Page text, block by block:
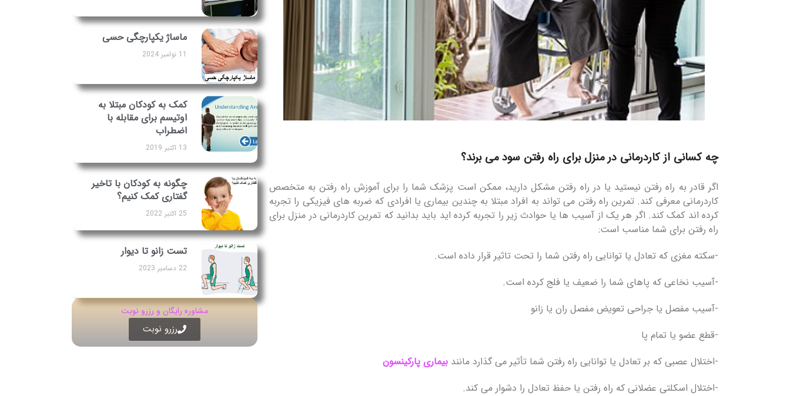
چه کسانی از کاردرمانی در منزل برای راه رفتن سود می برند؟
اگر قادر به راه رفتن نیستید یا در راه رفتن مشکل دارید، ممکن است پزشک شما را برای آموزش راه رفتن به متخصص
کاردرمانی معرفی کند. تمرین راه رفتن می تواند به افراد مبتلا به چندین بیماری یا افرادی که ضربه های فیزیکی را تجربه
کرده اند کمک کند. اگر هر یک از آسیب ها یا حوادث زیر را تجربه کرده اید باید بدانید که تمرین کاردرمانی در منزل برای
راه رفتن برای شما مناسب است:
-سکته مغزی که تعادل یا توانایی راه رفتن شما را تحت تاثیر قرار داده است.
-آسیب نخاعی که پاهای شما را ضعیف یا فلج کرده است.
-آسیب مفصل یا جراحی تعویض مفصل ران یا زانو
-قطع عضو یا تمام پا
-اختلال عصبی که بر تعادل یا توانایی راه رفتن شما تأثیر می گذارد مانند بیماری پارکینسون
-اختلال اسکلتی عضلانی که راه رفتن یا حفظ تعادل را دشوار می کند.
ماساژ یکپارچگی حسی
11 نوامبر 2024
کمک به کودکان مبتلا به
اوتیسم برای مقابله با
اضطراب
13 اکتبر 2019
چگونه به کودکان با تاخیر
گفتاری کمک کنیم؟
25 اکتبر 2022
تست زانو تا دیوار
22 دسامبر 2023
مشاوره رایگان و رزرو نوبت
رزرو نوبت